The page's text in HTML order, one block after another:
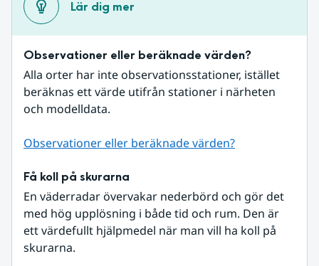
Lär dig mer
Observationer eller beräknade värden?
Alla orter har inte observationsstationer, istället
beräknas ett värde utifrån stationer i närheten
och modelldata.
Observationer eller beräknade värden?
Få koll på skurarna
En väderradar övervakar nederbörd och gör det
med hög upplösning i både tid och rum. Den är
ett värdefullt hjälpmedel när man vill ha koll på
skurarna.